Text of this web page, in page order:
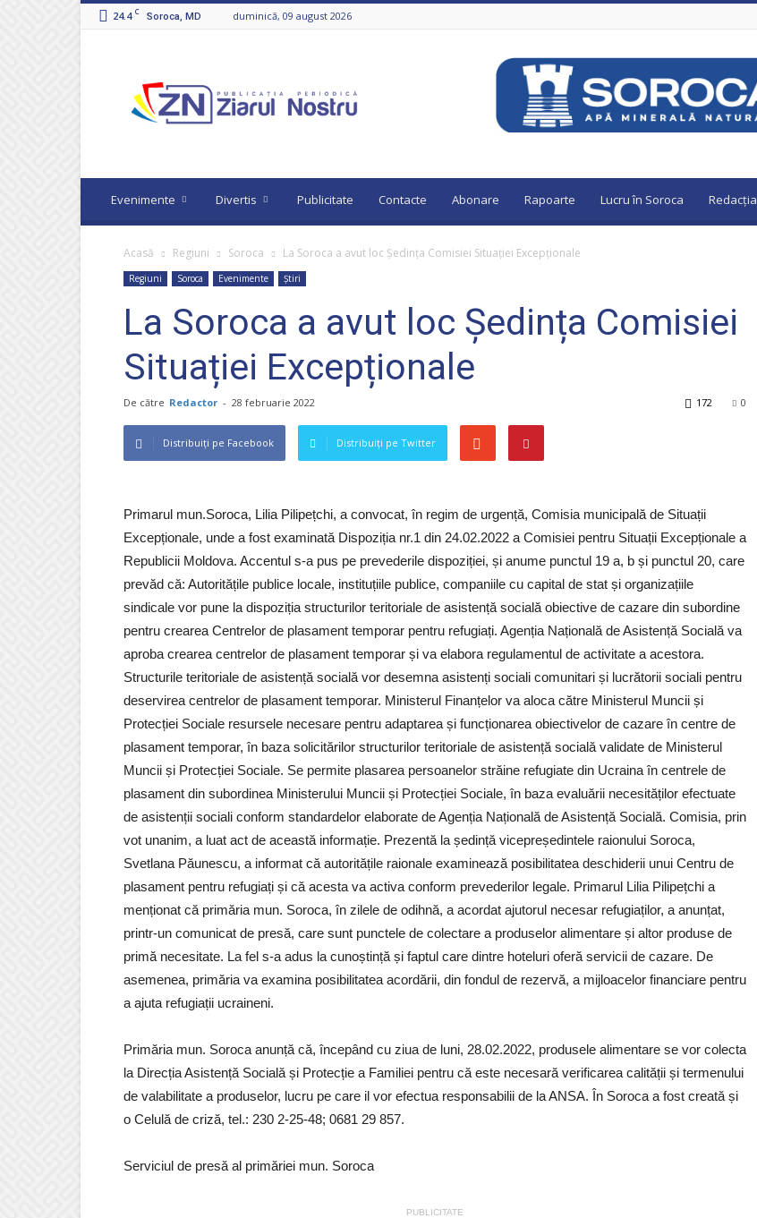
24.4 C Soroca, MD duminică, 09 august 2026
Nostru
Evenimente Divertis Publicitate Contacte Abonare Rapoarte Lucru în Soroca Redacția
Acasă Regiuni Soroca La Soroca a avut loc Ședința Comisiei Situației Excepționale
Regiuni Soroca Evenimente Știri
La Soroca a avut loc Ședința Comisiei
Situației Excepționale
De către Redactor - 28 februarie 2022 0
172
Distribuiți pe Facebook Distribuiți pe Twitter
Primarul mun.Soroca, Lilia Pilipețchi, a convocat, în regim de urgență, Comisia municipală de Situații
Excepționale, unde a fost examinată Dispoziția nr.1 din 24.02.2022 a Comisiei pentru Situații Excepționale a
Republicii Moldova. Accentul s-a pus pe prevederile dispoziției, și anume punctul 19 a, b și punctul 20, care
prevăd că: Autoritățile publice locale, instituțiile publice, companiile cu capital de stat și organizațiile
sindicale vor pune la dispoziția structurilor teritoriale de asistență socială obiective de cazare din subordine
pentru crearea Centrelor de plasament temporar pentru refugiați. Agenția Națională de Asistență Socială va
aproba crearea centrelor de plasament temporar și va elabora regulamentul de activitate a acestora.
Structurile teritoriale de asistență socială vor desemna asistenți sociali comunitari și lucrătorii sociali pentru
deservirea centrelor de plasament temporar. Ministerul Finanțelor va aloca către Ministerul Muncii și
Protecției Sociale resursele necesare pentru adaptarea și funcționarea obiectivelor de cazare în centre de
plasament temporar, în baza solicitărilor structurilor teritoriale de asistență socială validate de Ministerul
Muncii și Protecției Sociale. Se permite plasarea persoanelor străine refugiate din Ucraina în centrele de
plasament din subordinea Ministerului Muncii și Protecției Sociale, în baza evaluării necesităților efectuate
de asistenții sociali conform standardelor elaborate de Agenția Națională de Asistență Socială. Comisia, prin
vot unanim, a luat act de această informație. Prezentă la ședință vicepreședintele raionului Soroca,
Svetlana Păunescu, a informat că autoritățile raionale examinează posibilitatea deschiderii unui Centru de
plasament pentru refugiați și că acesta va activa conform prevederilor legale. Primarul Lilia Pilipețchi a
menționat că primăria mun. Soroca, în zilele de odihnă, a acordat ajutorul necesar refugiaților, a anunțat,
printr-un comunicat de presă, care sunt punctele de colectare a produselor alimentare și altor produse de
primă necesitate. La fel s-a adus la cunoștință și faptul care dintre hoteluri oferă servicii de cazare. De
asemenea, primăria va examina posibilitatea acordării, din fondul de rezervă, a mijloacelor financiare pentru
a ajuta refugiații ucraineni.
Primăria mun. Soroca anunță că, începând cu ziua de luni, 28.02.2022, produsele alimentare se vor colecta
la Direcția Asistență Socială și Protecție a Familiei pentru că este necesară verificarea calității și termenului
de valabilitate a produselor, lucru pe care il vor efectua responsabilii de la ANSA. În Soroca a fost creată și
o Celulă de criză, tel.: 230 2-25-48; 0681 29 857.
Serviciul de presă al primăriei mun. Soroca
PUBLICITATE